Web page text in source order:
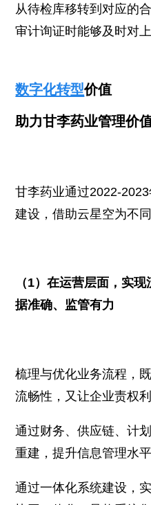
从待检库移转到对应的
审计询证时能够及时对
数字化转型价值
助力甘李药业管理价
甘李药业通过2022-
建设，借助云星空为不
（1）在运营层面，实
据准确、监管有力
梳理与优化业务流程，
流畅性，又让企业责权利
通过财务、供应链、计
重建，提升信息管理水平
通过一体化系统建设，